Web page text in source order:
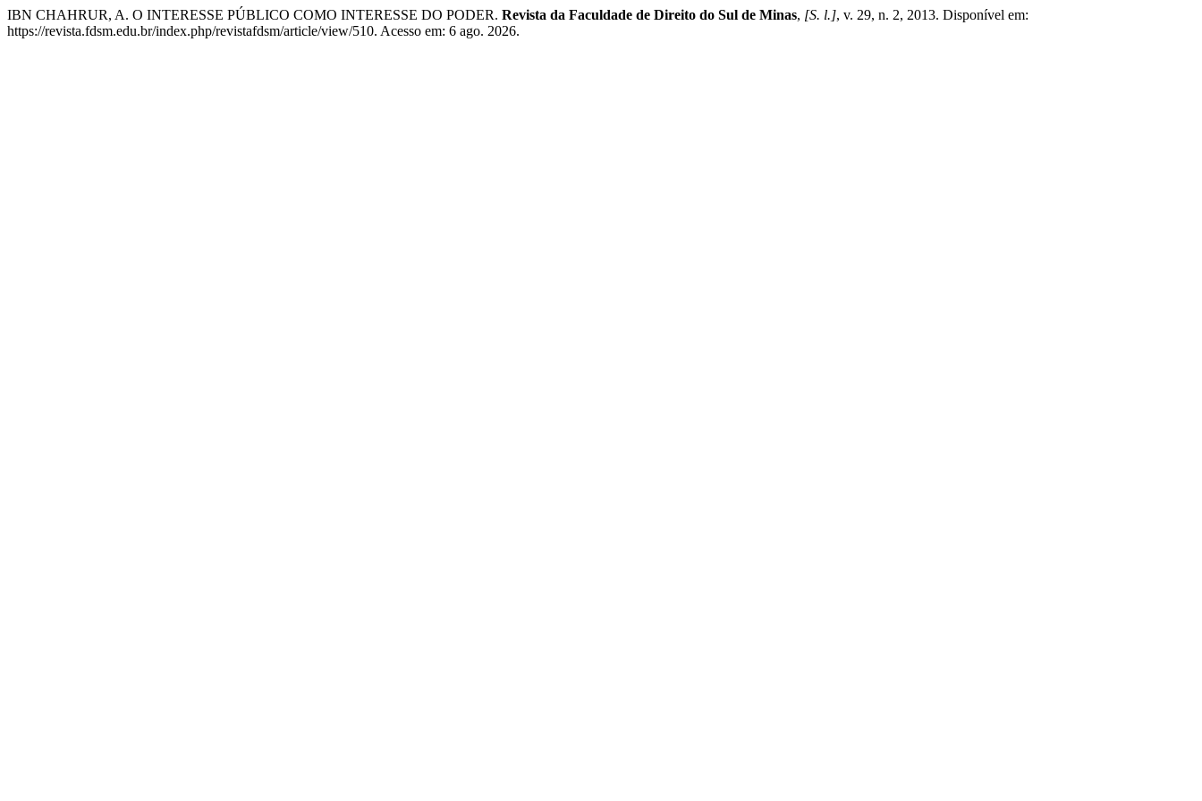
IBN CHAHRUR, A. O INTERESSE PÚBLICO COMO INTERESSE DO PODER. Revista da Faculdade de Direito do Sul de Minas, [S. l.], v. 29, n. 2, 2013. Disponível em:
https://revista.fdsm.edu.br/index.php/revistafdsm/article/view/510. Acesso em: 6 ago. 2026.